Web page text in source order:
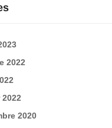
2022
2020